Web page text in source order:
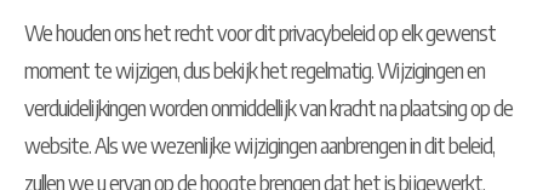
We houden ons het recht voor dit privacybeleid op elk gewenst
moment te wijzigen, dus bekijk het regelmatig. Wijzigingen en
verduidelijkingen worden onmiddellijk van kracht na plaatsing op de
website. Als we wezenlijke wijzigingen aanbrengen in dit beleid,
zullen we u ervan op de hoogte brengen dat het is bijgewerkt,